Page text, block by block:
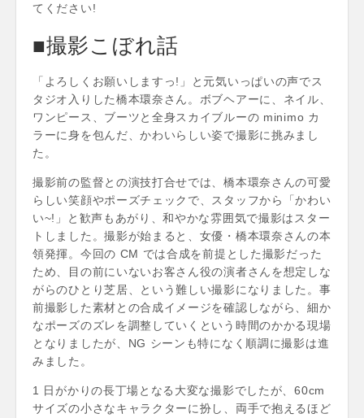
てください!
■撮影こぼれ話
「よろしくお願いしますっ!」と元気いっぱいの声でス
タジオ入りした橋本環奈さん。ボブヘアーに、ネイル、
ワンピース、ブーツと全身スカイブルーの minimo カ
ラーに身を包んだ、かわいらしい姿で撮影に挑みまし
た。
撮影前の監督との演技打合せでは、橋本環奈さんの可愛
らしい笑顔やポーズチェックで、スタッフから「かわい
い~!」と歓声もあがり、和やかな雰囲気で撮影はスター
トしました。撮影が始まると、女優・橋本環奈さんの本
領発揮。今回の CM では合成を前提とした撮影だった
ため、目の前にいないお客さん役の演者さんを想定しな
がらのひとり芝居、という難しい撮影になりました。事
前撮影した素材との合成イメージを確認しながら、細か
なポーズのズレを調整していくという時間のかかる現場
となりましたが、NG シーンも特になく順調に撮影は進
みました。
1 日がかりの長丁場となる大変な撮影でしたが、60cm
サイズの小さなキャラクターに扮し、両手で抱えるほど